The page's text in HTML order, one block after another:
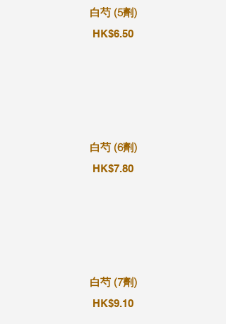
白芍 (5劑)
HK$6.50
白芍 (6劑)
HK$7.80
白芍 (7劑)
HK$9.10